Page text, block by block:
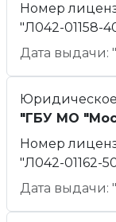
Номер
"Л042-01158-
Дата выдачи:
"ГБУ МО
Номер
"Л042-01162-
Дата выдачи: